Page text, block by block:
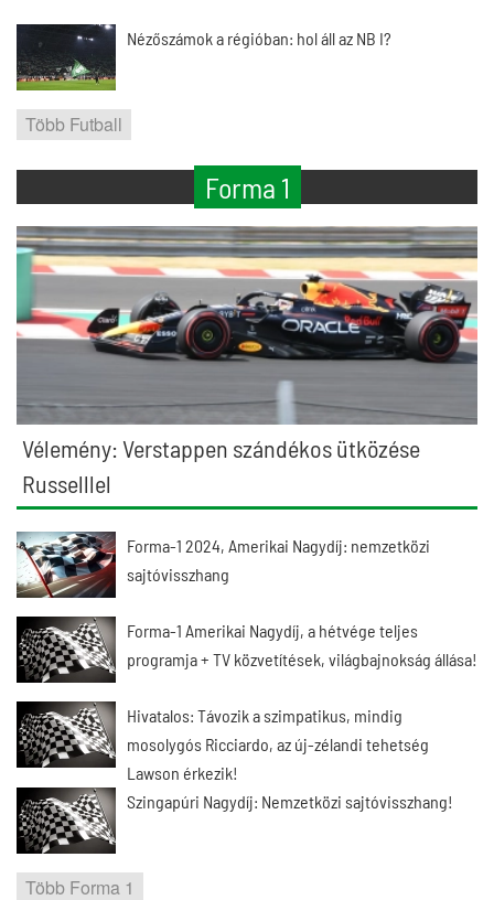
Nézőszámok a régióban: hol áll az NB I?
Több Futball
Forma 1
Vélemény: Verstappen szándékos ütközése
Russelllel
Forma-1 2024, Amerikai Nagydíj: nemzetközi
sajtóvisszhang
Forma-1 Amerikai Nagydíj, a hétvége teljes
programja + TV közvetítések, világbajnokság állása!
Hivatalos: Távozik a szimpatikus, mindig
mosolygós Ricciardo, az új-zélandi tehetség
Lawson érkezik!
Szingapúri Nagydíj: Nemzetközi sajtóvisszhang!
Több Forma 1